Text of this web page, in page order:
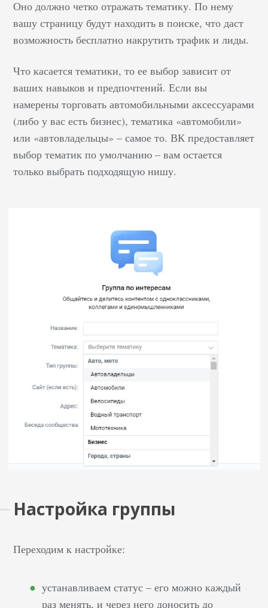
Оно должно четко отражать тематику. По нему
вашу страницу будут находить в поиске, что даст
возможность бесплатно накрутить трафик и лиды.
Что касается тематики, то ее выбор зависит от
ваших навыков и предпочтений. Если вы
намерены торговать автомобильными аксессуарами
(либо у вас есть бизнес), тематика «автомобили»
или «автовладельцы» – самое то. ВК предоставляет
выбор тематик по умолчанию – вам остается
только выбрать подходящую нишу.
Настройка группы
Переходим к настройке:
устанавливаем статус – его можно каждый
раз менять, и через него доносить до